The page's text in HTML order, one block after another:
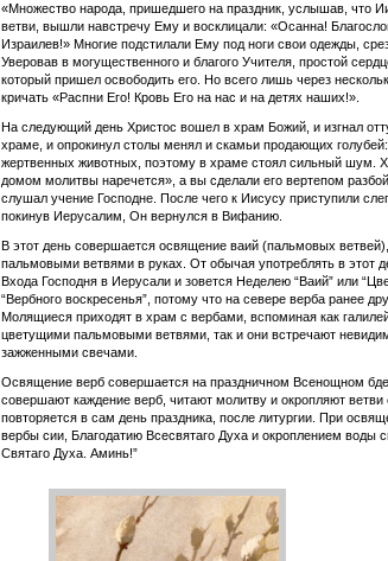
«Множество народа, пришедшего на праздник, услышав, что
ветви, вышли навстречу Ему и восклицали: «Осанна!
Израилев!» Многие подстилали Ему под ноги свои одежды,
Уверовав в могущественного и благого Учителя, простой
который пришел освободить его. Но всего лишь через
кричать «Распни Его! Кровь Его на нас и на детях наших!».
На следующий день Христос вошел в храм Божий, и изгнал
храме, и опрокинул столы менял и скамьи продающих
жертвенных животных, поэтому в храме стоял сильный шум.
домом молитвы наречется», а вы сделали его вертепом
слушал учение Господне. После чего к Иисусу приступили
покинув Иерусалим, Он вернулся в Вифанию.
В этот день совершается освящение ваий (пальмовых
пальмовыми ветвями в руках. От обычая употреблять в этот
Входа Господня в Иерусали и зовется Неделею “Ваий” или
“Вербного воскресенья”, потому что на севере верба ранее
Молящиеся приходят в храм с вербами, вспоминая как
цветущими пальмовыми ветвями, так и они встречают
зажженными свечами.
Освящение верб совершается на праздничном Всенощном
совершают каждение верб, читают молитву и окропляют
повторяется в сам день праздника, после литургии. При
вербы сии, Благодатию Всесвятаго Духа и окроплением
Святаго Духа. Аминь!”